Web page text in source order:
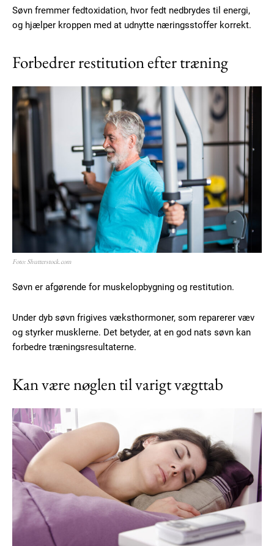
Søvn fremmer fedtoxidation, hvor fedt nedbrydes til energi,
og hjælper kroppen med at udnytte næringsstoffer korrekt.
Forbedrer restitution efter træning
Foto: Shutterstock.com
Søvn er afgørende for muskelopbygning og restitution.
Under dyb søvn frigives væksthormoner, som reparerer væv
og styrker musklerne. Det betyder, at en god nats søvn kan
forbedre træningsresultaterne.
Kan være nøglen til varigt vægttab